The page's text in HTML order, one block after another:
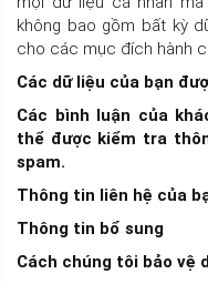
không bao gồm bất kỳ
cho các mục đích hành
Các dữ liệu của bạn
Các bình luận của
thể được kiểm tra
spam.
Thông tin liên hệ của
Thông tin bổ sung
Cách chúng tôi bảo vệ